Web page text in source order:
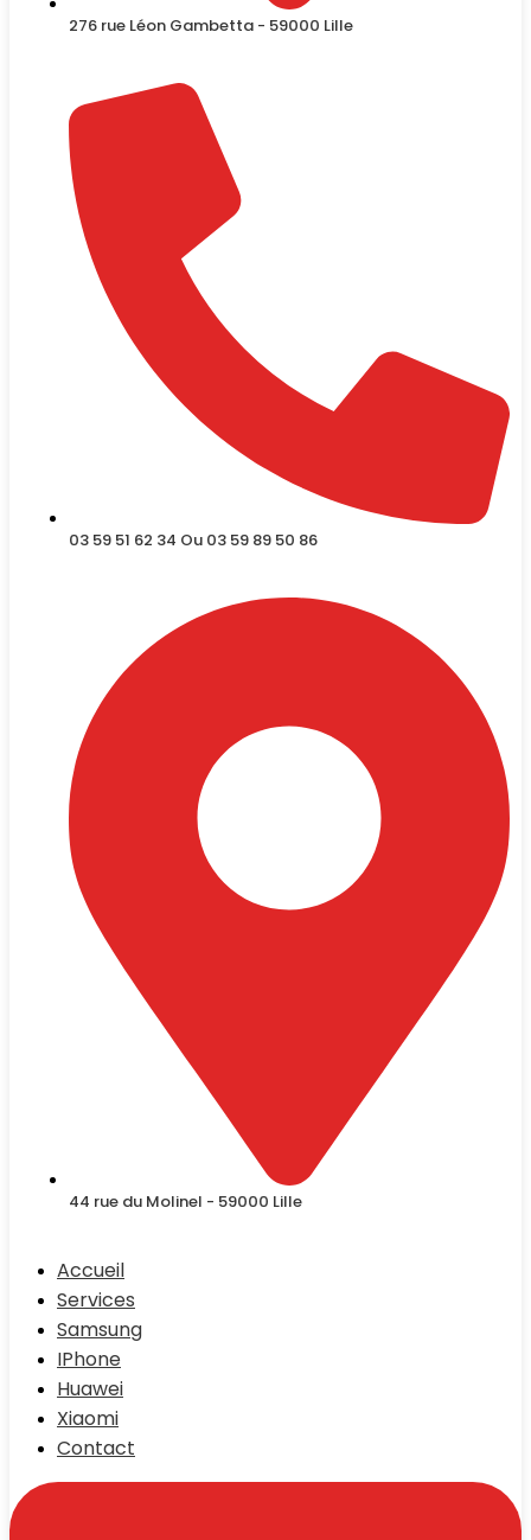
276 rue Léon Gambetta - 59000 Lille
03 59 51 62 34 Ou 03 59 89 50 86
44 rue du Molinel - 59000 Lille
Accueil
Services
Samsung
IPhone
Huawei
Xiaomi
Contact